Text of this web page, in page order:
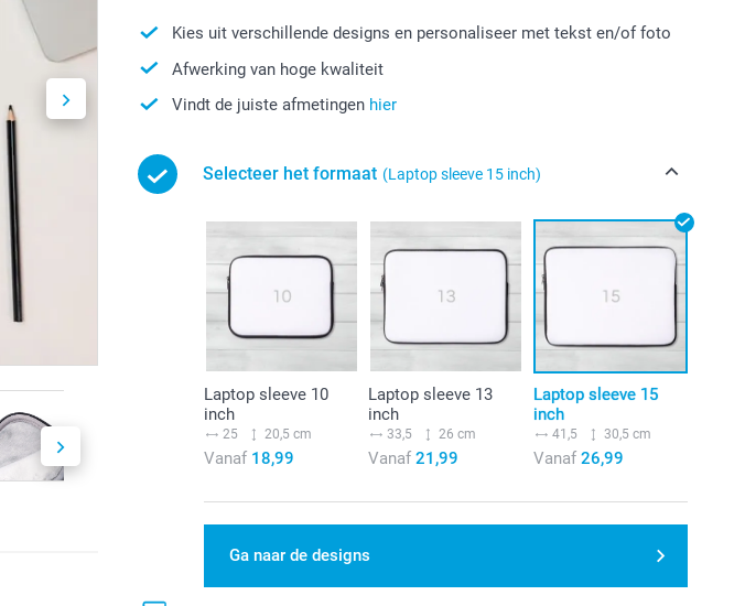
Kies uit verschillende designs en personaliseer met tekst en/of foto
Afwerking van hoge kwaliteit
Vindt de juiste afmetingen hier
Selecteer het formaat (Laptop sleeve 15 inch)
Laptop sleeve 10
inch
25 20,5 cm
Vanaf 18,99
Laptop sleeve 13
inch
33,5 26 cm
Vanaf 21,99
Laptop sleeve 15
inch
41,5 30,5 cm
Vanaf26,99
Ga naar de designs